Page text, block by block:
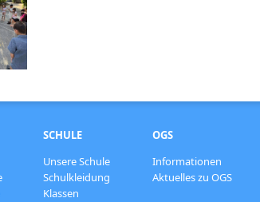
SCHULE
Unsere Schule
Schulkleidung
Klassen
OGS
Informationen
Aktuelles zu OGS